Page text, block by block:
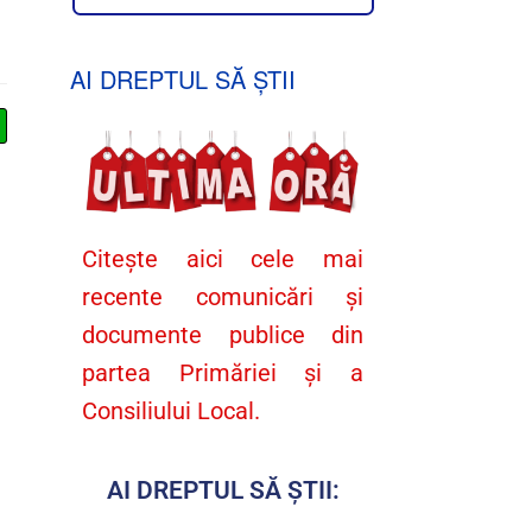
AI DREPTUL SĂ ȘTII
Citește aici cele mai
recente comunicări și
documente publice din
partea Primăriei și a
Consiliului Local.
AI DREPTUL SĂ ȘTII: